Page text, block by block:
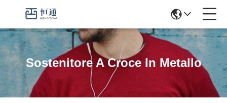
Sostenitore A Croce In Metallo